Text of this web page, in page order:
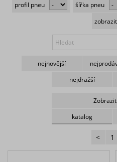
profil pneu šířka pneu
nejnovější
nejdražší
katalog
< 1